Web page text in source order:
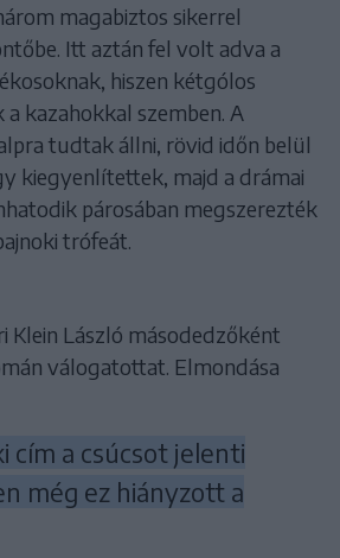
magabiztos sikerrel
Itt aztán fel volt adva a
hiszen kétgólos
kazahokkal szemben. A
tudtak állni, rövid időn belül
kiegyenlítettek, majd a drámai
párosában megszerezték
trófeát.
Klein László másodedzőként
válogatottat. Elmondása
cím a csúcsot jelenti
még ez hiányzott a